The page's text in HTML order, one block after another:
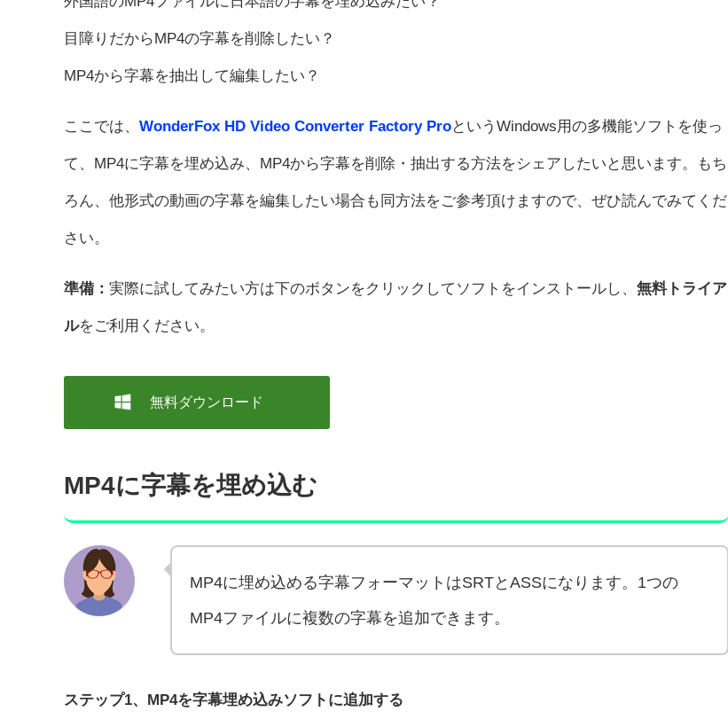
目障りだからMP4の字幕を削除したい？
MP4から字幕を抽出して編集したい？
ここでは、 WonderFox HD Video Converter Factory ProというWindows用の多機能ソフトを使っ
て、MP4に字幕を埋め込み、MP4から字幕を削除・抽出する方法をシェアしたいと思います。もち
ろん、他形式の動画の字幕を編集したい場合も同方法をご参考頂けますので、ぜひ読んでみてくだ
さい。
準備： 実際に試してみたい方は下のボタンをクリックしてソフトをインストールし、 無料トライア
ルをご利用ください。
無料ダウンロード
MP4に字幕を埋め込む
MP4に埋め込める字幕フォーマットはSRTとASSになります。1つの
MP4ファイルに複数の字幕を追加できます。
ステップ1、MP4を字幕埋め込みソフトに追加する